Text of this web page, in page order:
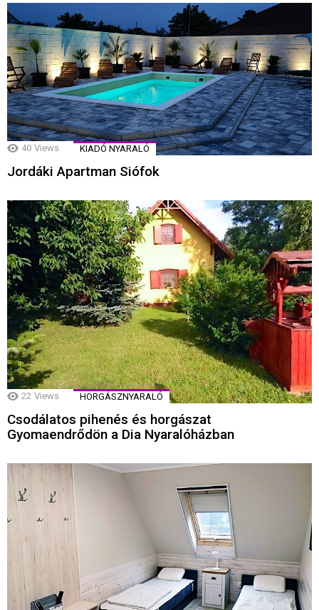
40 Views KIADÓ NYARALÓ
Jordáki Apartman Siófok
22 Views HORGÁSZNYARALÓ
Csodálatos pihenés és horgászat
Gyomaendrődön a Dia Nyaralóházban